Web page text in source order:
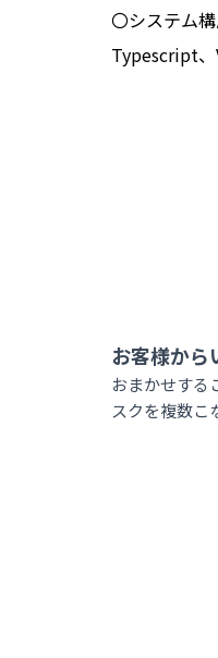
〇システム
Typescript
お客様から
おまかせする
スクを複数こ